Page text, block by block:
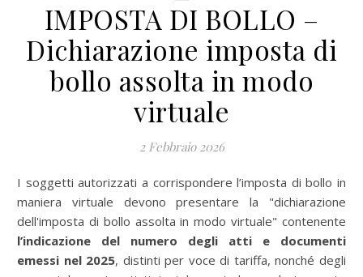
IMPOSTA DI BOLLO –
Dichiarazione imposta di
bollo assolta in modo
virtuale
2 Febbraio 2026
I soggetti autorizzati a corrispondere l’imposta di bollo in
maniera virtuale devono presentare la "dichiarazione
dell'imposta di bollo assolta in modo virtuale" contenente
l’indicazione del numero degli atti e documenti
emessi nel 2025, distinti per voce di tariffa, nonché degli